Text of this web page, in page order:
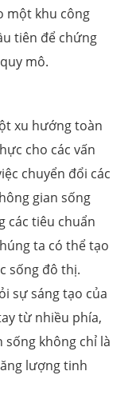
một khu công
tiên để chứng
mô.
xu hướng toàn
cho các vấn
chuyển đổi các
gian sống
các tiêu chuẩn
ta có thể tạo
sống đô thị.
sự sáng tạo của
từ nhiều phía,
không chỉ là
lượng tinh